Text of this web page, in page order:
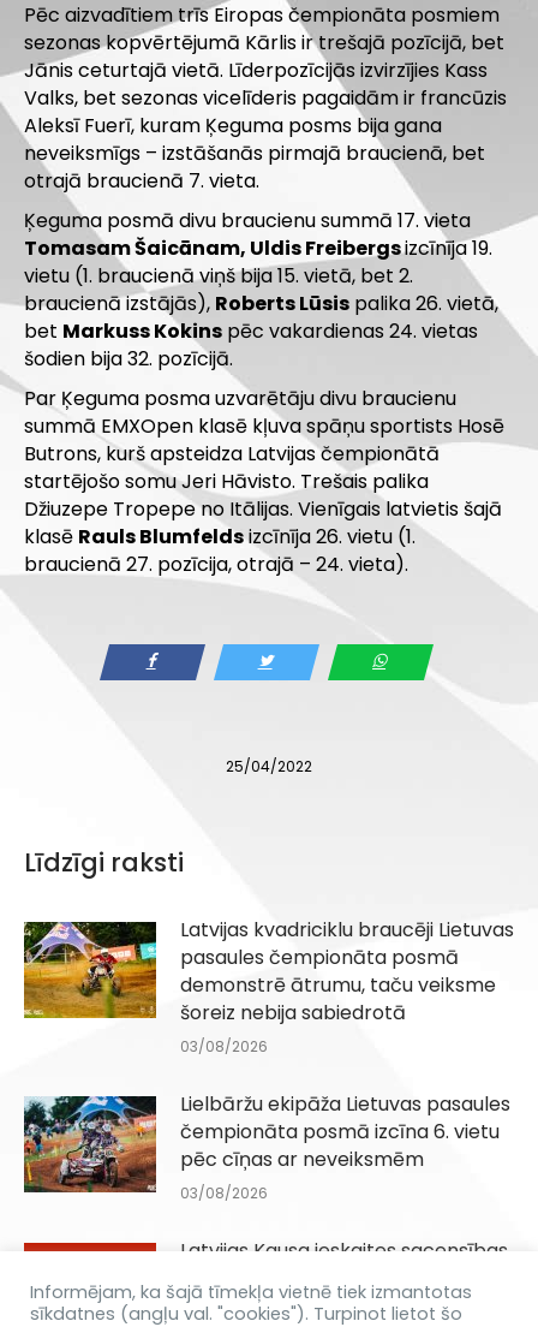
Pēc aizvadītiem trīs Eiropas čempionāta posmiem
sezonas kopvērtējumā Kārlis ir trešajā pozīcijā, bet
Jānis ceturtajā vietā. Līderpozīcijās izvirzījies Kass
Valks, bet sezonas vicelīderis pagaidām ir francūzis
Aleksī Fuerī, kuram Ķeguma posms bija gana
neveiksmīgs – izstāšanās pirmajā braucienā, bet
otrajā braucienā 7. vieta.
Ķeguma posmā divu braucienu summā 17. vieta
Tomasam Šaicānam, Uldis Freibergsizcīnīja 19.
vietu (1. braucienā viņš bija 15. vietā, bet 2.
braucienā izstājās), Roberts Lūsis palika 26. vietā,
bet Markuss Kokins pēc vakardienas 24. vietas
šodien bija 32. pozīcijā.
Par Ķeguma posma uzvarētāju divu braucienu
summā EMXOpen klasē kļuva spāņu sportists Hosē
Butrons, kurš apsteidza Latvijas čempionātā
startējošo somu Jeri Hāvisto. Trešais palika
Džiuzepe Tropepe no Itālijas. Vienīgais latvietis šajā
klasē Rauls Blumfeldsizcīnīja 26. vietu (1.
braucienā 27. pozīcija, otrajā – 24. vieta).
25/04/2022
Līdzīgi raksti
Latvijas kvadriciklu braucēji Lietuvas
pasaules čempionāta posmā
demonstrē ātrumu, taču veiksme
šoreiz nebija sabiedrotā
03/08/2026
Lielbāržu ekipāža Lietuvas pasaules
čempionāta posmā izcīna 6. vietu
pēc cīņas ar neveiksmēm
03/08/2026
Latvijas Kausa ieskaites sacensības
Q100, QJuniori un QIesācēji klasēm
Dēliņkalnā 29.08.2026
Informējam, ka šajā tīmekļa vietnē tiek izmantotas
sīkdatnes (angļu val. "cookies"). Turpinot lietot šo